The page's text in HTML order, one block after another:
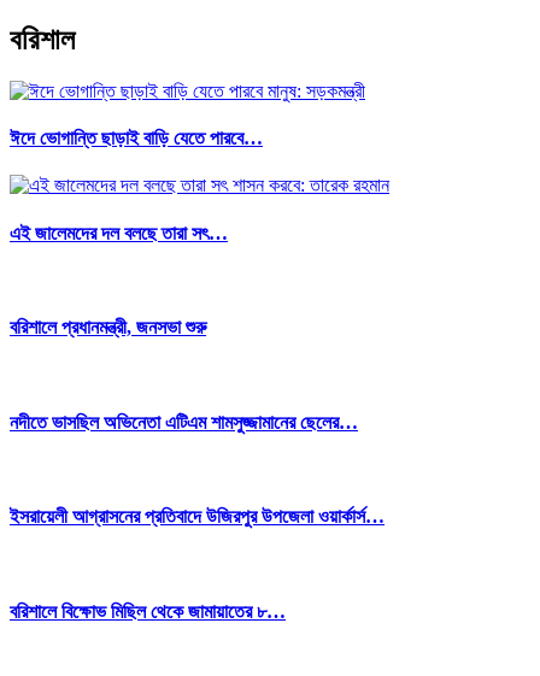
বরিশাল
ঈদে ভোগান্তি ছাড়াই বাড়ি যেতে পারবে…
এই জালেমদের দল বলছে তারা সৎ…
বরিশালে প্রধানমন্ত্রী, জনসভা শুরু
নদীতে ভাসছিল অভিনেতা এটিএম শামসুজ্জামানের ছেলের…
ইসরায়েলী আগ্রাসনের প্রতিবাদে উজিরপুর উপজেলা ওয়ার্কার্স…
বরিশালে বিক্ষোভ মিছিল থেকে জামায়াতের ৮…